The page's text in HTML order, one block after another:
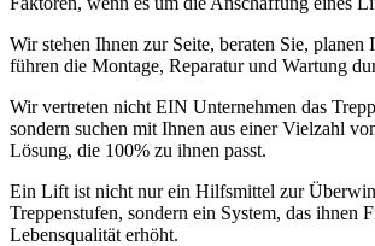
Wir stehen Ihnen zur Seite, beraten Sie, planen
führen die Montage, Reparatur und Wartung
Wir vertreten nicht EIN Unternehmen das
sondern suchen mit Ihnen aus einer Vielzahl
Lösung, die 100% zu ihnen passt.
Ein Lift ist nicht nur ein Hilfsmittel zur
Treppenstufen, sondern ein System, das ihnen
Lebensqualität erhöht.